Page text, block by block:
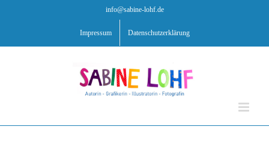
info@sabine-lohf.de
Impressum Datenschutzerklärung